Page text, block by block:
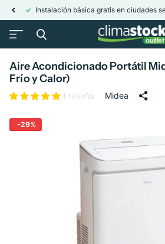
Aire Acondicionado Portátil
Frío y Calor)
1 reseña Midea
-29%